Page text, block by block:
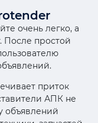
очень легко, а
После простой
приток
АПК не
объявлений